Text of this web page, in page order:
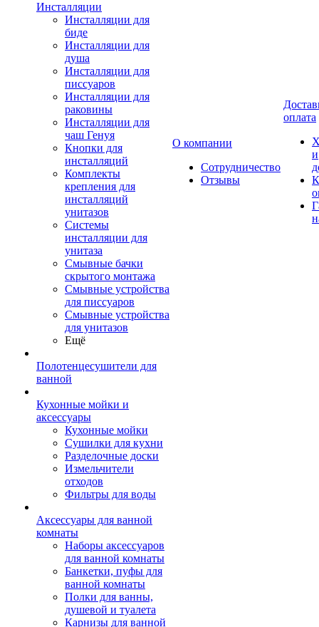
Инсталляции
Инсталляции для
биде
Инсталляции для
душа
Инсталляции для
писсуаров
Инсталляции для
раковины
Инсталляции для
чаш Генуя
Кнопки для
инсталляций
Комплекты
крепления для
инсталляций
унитазов
Системы
инсталляции для
унитаза
Смывные бачки
скрытого монтажа
Смывные устройства
для писсуаров
Смывные устройства
для унитазов
Ещё
Полотенцесушители для
ванной
Кухонные мойки и
аксессуары
Кухонные мойки
Сушилки для кухни
Разделочные доски
Измельчители
отходов
Фильтры для воды
Аксессуары для ванной
комнаты
Наборы аксессуаров
для ванной комнаты
Банкетки, пуфы для
ванной комнаты
Полки для ванны,
душевой и туалета
Карнизы для ванной
О компании
Сотрудничество
Отзывы
оплата
и